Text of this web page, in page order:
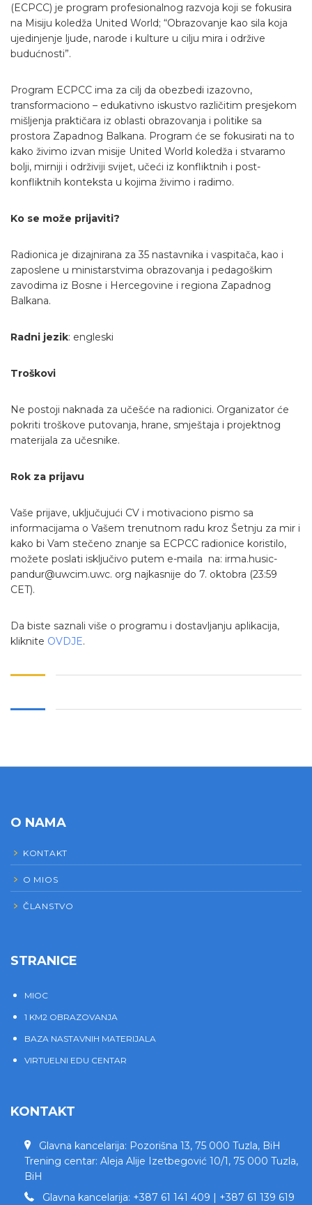
(ECPCC) je program profesionalnog razvoja koji se fokusira
na Misiju koledža United World; “Obrazovanje kao sila koja
ujedinjenje ljude, narode i kulture u cilju mira i održive
budućnosti”.
Program ECPCC ima za cilj da obezbedi izazovno,
transformaciono – edukativno iskustvo različitim presjekom
mišljenja praktičara iz oblasti obrazovanja i politike sa
prostora Zapadnog Balkana. Program će se fokusirati na to
kako živimo izvan misije United World koledža i stvaramo
bolji, mirniji i održiviji svijet, učeći iz konfliktnih i post-
konfliktnih konteksta u kojima živimo i radimo.
Ko se može prijaviti?
Radionica je dizajnirana za 35 nastavnika i vaspitača, kao i
zaposlene u ministarstvima obrazovanja i pedagoškim
zavodima iz Bosne i Hercegovine i regiona Zapadnog
Balkana.
Radni jezik: engleski
Troškovi
Ne postoji naknada za učešće na radionici. Organizator će
pokriti troškove putovanja, hrane, smještaja i projektnog
materijala za učesnike.
Rok za prijavu
Vaše prijave, uključujući CV i motivaciono pismo sa
informacijama o Vašem trenutnom radu kroz Šetnju za mir i
kako bi Vam stečeno znanje sa ECPCC radionice koristilo,
možete poslati isključivo putem e-maila na: irma.husic-
pandur@uwcim.uwc. org najkasnije do 7. oktobra (23:59
CET).
Da biste saznali više o programu i dostavljanju aplikacija,
kliknite OVDJE.
O NAMA
KONTAKT
O MIOS
ČLANSTVO
STRANICE
MIOC
1 KM2 OBRAZOVANJA
BAZA NASTAVNIH MATERIJALA
VIRTUELNI EDU CENTAR
KONTAKT
Glavna kancelarija: Pozorišna 13, 75 000 Tuzla, BiH
Trening centar: Aleja Alije Izetbegović 10/1, 75 000 Tuzla,
BiH
Glavna kancelarija: +387 61 141 409 | +387 61 139 619